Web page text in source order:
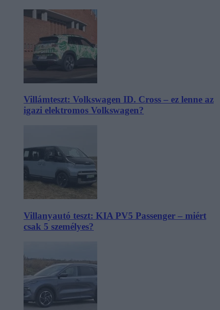
Villámteszt: Volkswagen ID. Cross – ez lenne az
igazi elektromos Volkswagen?
Villanyautó teszt: KIA PV5 Passenger – miért
csak 5 személyes?